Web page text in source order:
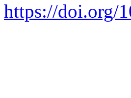
https://doi.org/